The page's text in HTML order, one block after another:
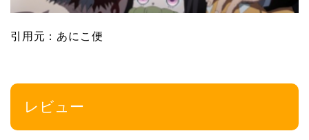
引用元：あにこ便
レビュー